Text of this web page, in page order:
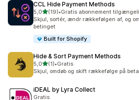
CCL Hide Payment Methods
5,0ud af 5 stjerner
(19)
19 anmeldelser i alt
•Gratis abonnement
Skjul, sortér, ændr rækkefølgen af, og
betinget
Built for Shopify
Hide & Sort Payment Methods
5,0ud af 5 stjerner
(1)
1 anmeldelser i alt
•Gratis
Skjul, omdøb og skift rækkefølge på
iDEAL by Lyra Collect
Gratis